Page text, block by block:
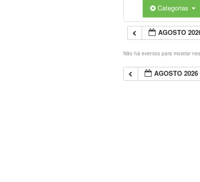
Categorias
AGOSTO
Não há eventos para mostrar
AGOSTO 2026